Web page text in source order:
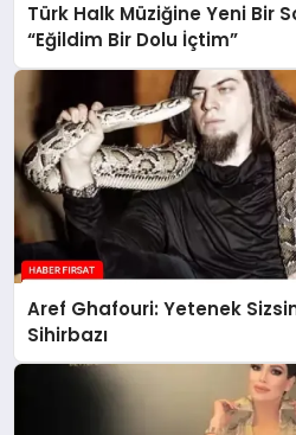
Türk Halk Müziğine Yeni Bir
“Eğildim Bir Dolu İçtim”
Aref Ghafouri: Yetenek
Sihirbazı